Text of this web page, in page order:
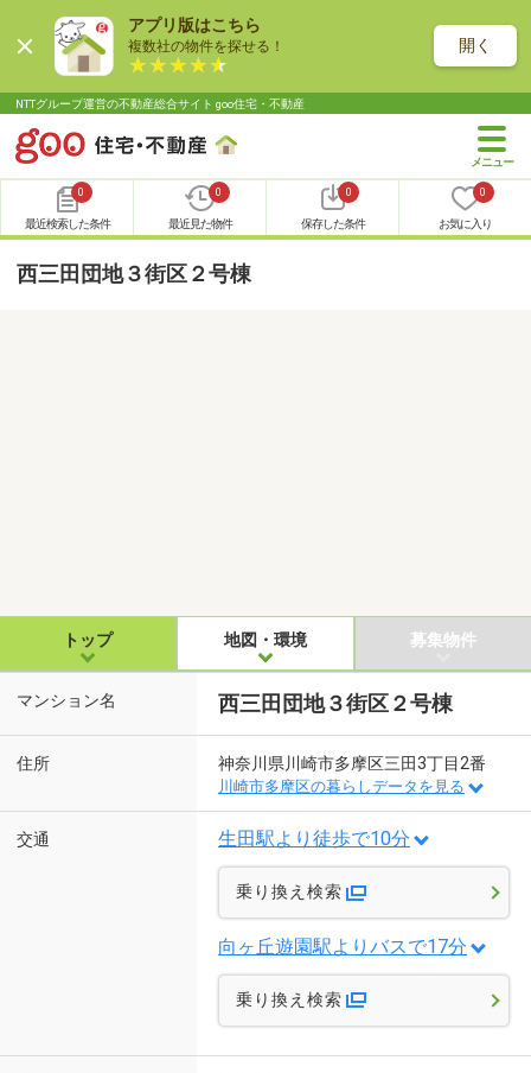
アプリ版はこちら
複数社の物件を探せる！ 開く
NTTグループ運営の不動産総合サイト goo住宅・不動産
0
最近検索した条件
0
最近見た物件
0
保存した条件
0
お気に入り
西三田団地３街区２号棟
トップ 地図・環境 募集物件
マンション名 西三田団地３街区２号棟
住所 神奈川県川崎市多摩区三田3丁目2番
川崎市多摩区の暮らしデータを見る
交通 生田駅より徒歩で10分
乗り換え検索
向ヶ丘遊園駅よりバスで17分
乗り換え検索